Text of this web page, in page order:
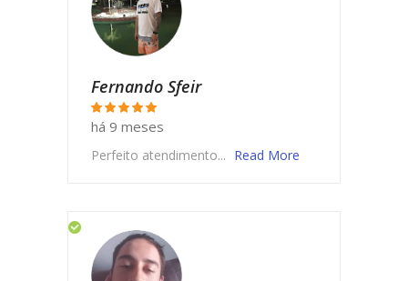
Fernando Sfeir
há 9 meses
Perfeito atendimento... Read More